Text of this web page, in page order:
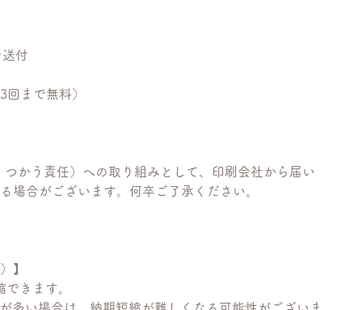
付
まで無料）
かう責任）への取り組みとして、印刷会社から届い
場合がございます。何卒ご了承ください。
】
きます。